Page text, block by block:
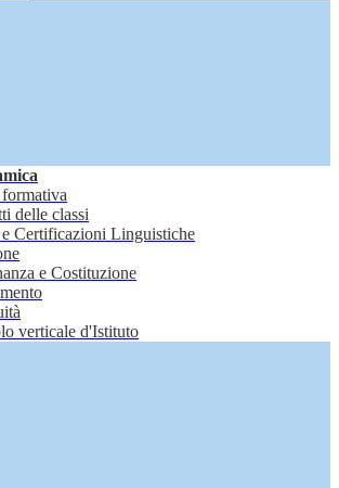
delle classi
Certificazioni Linguistiche
e Costituzione
verticale d'Istituto